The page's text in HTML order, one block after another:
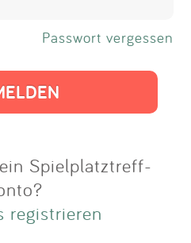
Passwort vergessen
Spielplatztreff-
registrieren